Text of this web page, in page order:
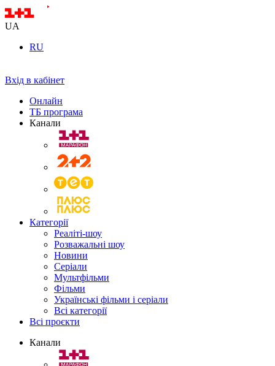
UA
RU
Вхід в кабінет
Онлайн
ТБ програма
Канали
Категорії
Реаліті-шоу
Розважальні шоу
Новини
Серіали
Мультфільми
Фільми
Українські фільми і серіали
Всі категорії
Всі проєкти
Канали